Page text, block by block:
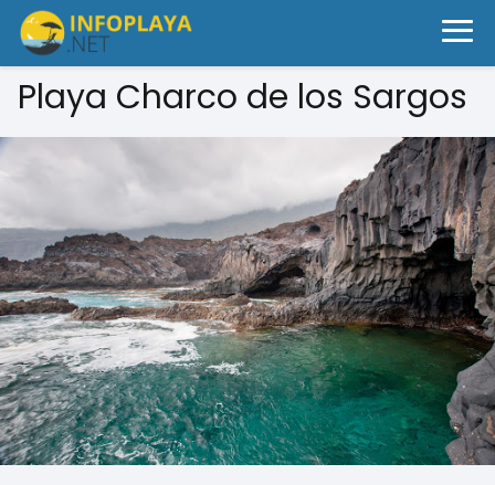
Playa Charco de los Sargos